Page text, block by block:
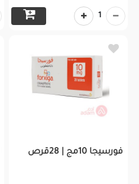
1
فورسيجا 10مج | 28قرص